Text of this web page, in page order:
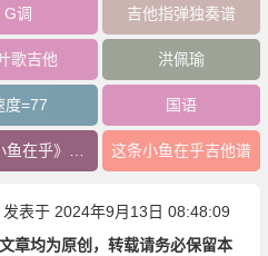
G调 吉他指弹独奏谱
歌吉他 洪佩瑜
度=77 国语
这条小鱼在乎吉他谱
表于 2024年9月13日 08:48:09
章均为原创，转载请务必保留本